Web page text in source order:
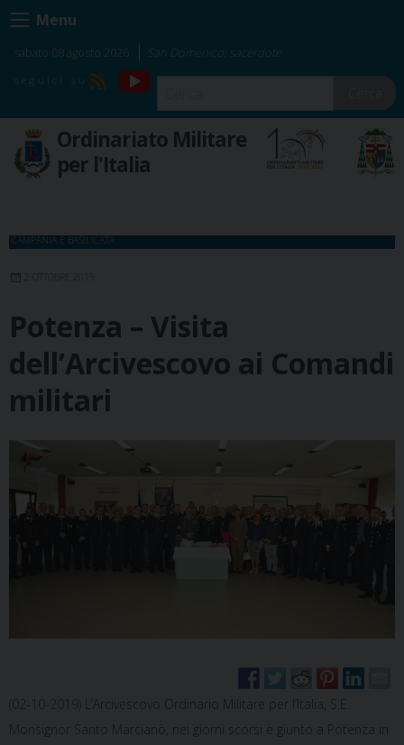
Skip
to
content
Menu
sabato 08 agosto 2026 San Domenico, sacerdote
RSS
YouTube
Ordinariato Militare
per l'Italia
CAMPANIA E BASILICATA
2 OTTOBRE 2019
Potenza – Visita
dell’Arcivescovo ai Comandi
militari
(02-10-2019) L’Arcivescovo Ordinario Militare per l’Italia, S.E.
Monsignor Santo Marcianò, nei giorni scorsi è giunto a Potenza in